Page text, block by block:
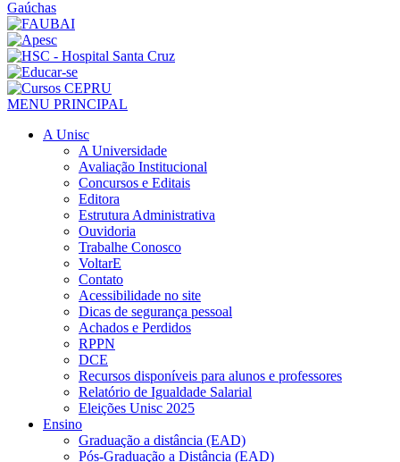
MENU PRINCIPAL
A Unisc
A Universidade
Avaliação Institucional
Concursos e Editais
Editora
Estrutura Administrativa
Ouvidoria
Trabalhe Conosco
VoltarE
Contato
Acessibilidade no site
Dicas de segurança pessoal
Achados e Perdidos
RPPN
DCE
Recursos disponíveis para alunos e professores
Relatório de Igualdade Salarial
Eleições Unisc 2025
Ensino
Graduação a distância (EAD)
Pós-Graduação a Distância (EAD)